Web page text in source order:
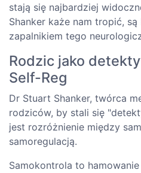
stają się najbardziej
Shanker każe nam tropić,
zapalnikiem tego
Rodzic jako
Self-Reg
Dr Stuart Shanker, twórca
rodziców, by stali się
jest rozróżnienie między
samoregulacją.
Samokontrola to